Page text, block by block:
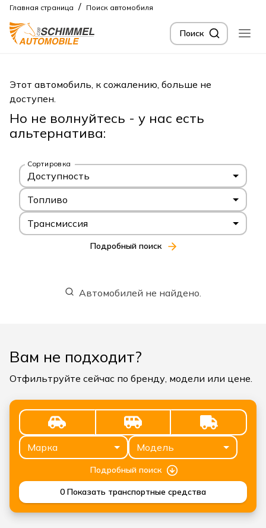
Главная страница / Поиск автомобиля
Поиск
Этот автомобиль, к сожалению, больше не
доступен.
Но не волнуйтесь - у нас есть
альтернатива:
Сортировка
Доступность
Топливо
Трансмиссия
Подробный поиск
Автомобилей не найдено.
Вам не подходит?
Отфильтруйте сейчас по бренду, модели или цене.
Марка Модель
Подробный поиск
0 Показать транспортные средства